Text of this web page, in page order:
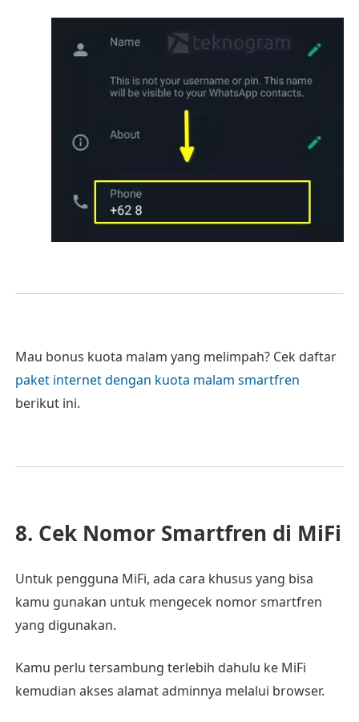
Mau bonus kuota malam yang melimpah? Cek daftar
paket internet dengan kuota malam smartfren
berikut ini.
8. Cek Nomor Smartfren di MiFi
Untuk pengguna MiFi, ada cara khusus yang bisa
kamu gunakan untuk mengecek nomor smartfren
yang digunakan.
Kamu perlu tersambung terlebih dahulu ke MiFi
kemudian akses alamat adminnya melalui browser.